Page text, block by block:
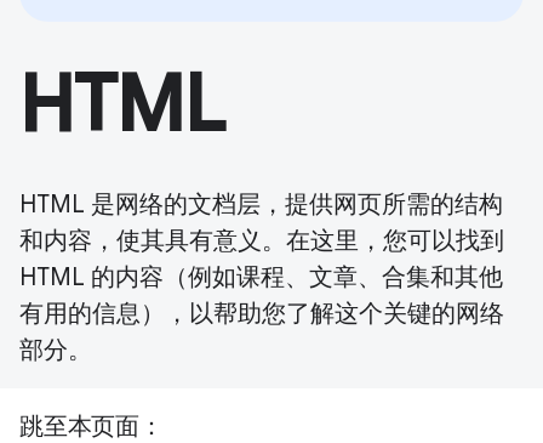
HTML
HTML 是网络的文档层，提供网页所需的结构
和内容，使其具有意义。在这里，您可以找到
HTML 的内容（例如课程、文章、合集和其他
有用的信息），以帮助您了解这个关键的网络
部分。
跳至本页面：